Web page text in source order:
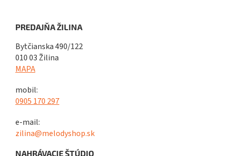
PREDAJŇA ŽILINA
Bytčianska 490/122
010 03 Žilina
MAPA
mobil:
0905 170 297
e-mail:
zilina@melodyshop.sk
NAHRÁVACIE ŠTÚDIO